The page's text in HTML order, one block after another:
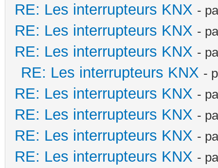
RE: Les interrupteurs KNX -
RE: Les interrupteurs KNX -
RE: Les interrupteurs KNX -
RE: Les interrupteurs KNX -
RE: Les interrupteurs KNX -
RE: Les interrupteurs KNX -
RE: Les interrupteurs KNX -
RE: Les interrupteurs KNX -